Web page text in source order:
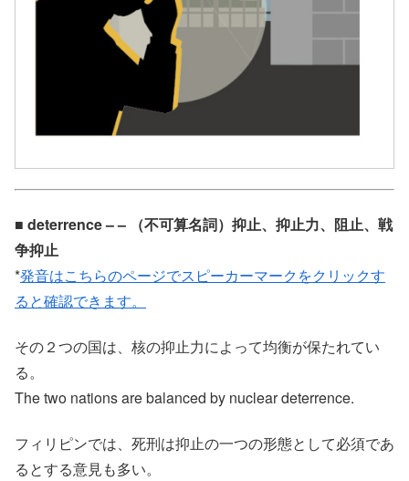
■ deterrence – – （不可算名詞）抑止、抑止力、阻止、戦
争抑止
*発音はこちらのページでスピーカーマークをクリックす
ると確認できます。
その２つの国は、核の抑止力によって均衡が保たれてい
る。
The two nations are balanced by nuclear deterrence.
フィリピンでは、死刑は抑止の一つの形態として必須であ
るとする意見も多い。